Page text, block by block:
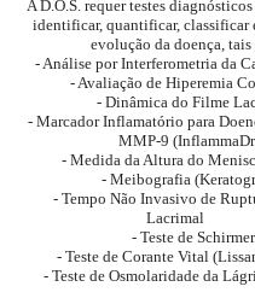
A D.O.S. requer testes
identificar, quantificar, classificar
evolução da doença, tais
- Análise por Interferometria da
- Avaliação de Hiperemia
- Dinâmica do Filme
- Marcador Inflamatório para
MMP-9
- Medida da Altura do
- Meibografia
- Tempo Não Invasivo de
Lacrimal
- Teste de Schirmer
- Teste de Corante Vital
- Teste de Osmolaridade da